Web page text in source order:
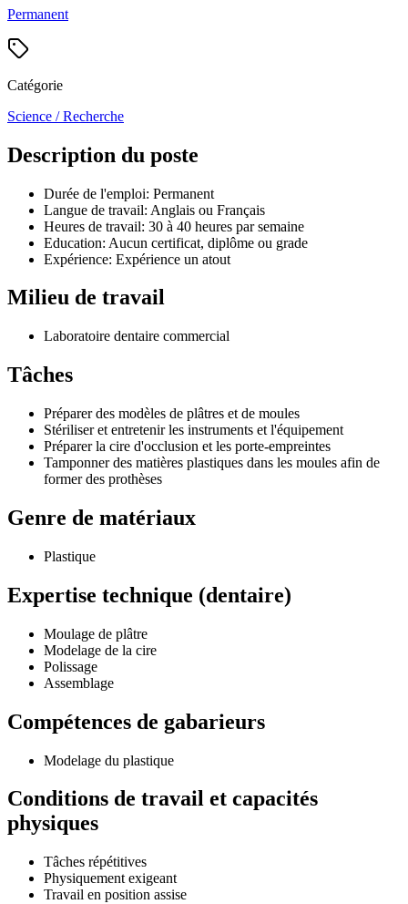
Permanent
Catégorie
Science / Recherche
Description du poste
Durée de l'emploi: Permanent
Langue de travail: Anglais ou Français
Heures de travail: 30 à 40 heures par semaine
Education: Aucun certificat, diplôme ou grade
Expérience: Expérience un atout
Milieu de travail
Laboratoire dentaire commercial
Tâches
Préparer des modèles de plâtres et de moules
Stériliser et entretenir les instruments et l'équipement
Préparer la cire d'occlusion et les porte-empreintes
Tamponner des matières plastiques dans les moules afin de
former des prothèses
Genre de matériaux
Plastique
Expertise technique (dentaire)
Moulage de plâtre
Modelage de la cire
Polissage
Assemblage
Compétences de gabarieurs
Modelage du plastique
Conditions de travail et capacités
physiques
Tâches répétitives
Physiquement exigeant
Travail en position assise